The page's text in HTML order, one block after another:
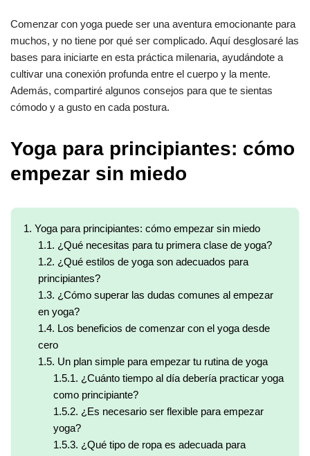
Comenzar con yoga puede ser una aventura emocionante para
muchos, y no tiene por qué ser complicado. Aquí desglosaré las
bases para iniciarte en esta práctica milenaria, ayudándote a
cultivar una conexión profunda entre el cuerpo y la mente.
Además, compartiré algunos consejos para que te sientas
cómodo y a gusto en cada postura.
Yoga para principiantes: cómo
empezar sin miedo
1. Yoga para principiantes: cómo empezar sin miedo
1.1. ¿Qué necesitas para tu primera clase de yoga?
1.2. ¿Qué estilos de yoga son adecuados para
principiantes?
1.3. ¿Cómo superar las dudas comunes al empezar
en yoga?
1.4. Los beneficios de comenzar con el yoga desde
cero
1.5. Un plan simple para empezar tu rutina de yoga
1.5.1. ¿Cuánto tiempo al día debería practicar yoga
como principiante?
1.5.2. ¿Es necesario ser flexible para empezar
yoga?
1.5.3. ¿Qué tipo de ropa es adecuada para